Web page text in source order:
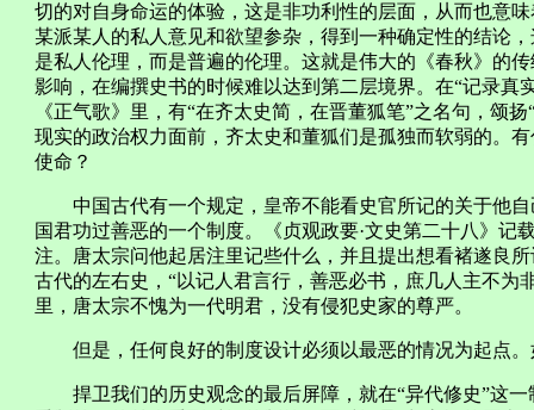
切的对自身命运的体验，这是非功利性的层面，从而也意
某派某人的私人意见和欲望参杂，得到一种确定性的结论
是私人伦理，而是普遍的伦理。这就是伟大的《春秋》
影响，在编撰史书的时候难以达到第二层境界。在“记录真
《正气歌》里，有“在齐太史简，在晋董狐笔”之名句，颂
现实的政治权力面前，齐太史和董狐们是孤独而软弱的。
使命？
中国古代有一个规定，皇帝不能看史官所记的关于他自
国君功过善恶的一个制度。《贞观政要·文史第二十八》记
注。唐太宗问他起居注里记些什么，并且提出想看褚遂良
古代的左右史，“以记人君言行，善恶必书，庶几人主不
里，唐太宗不愧为一代明君，没有侵犯史家的尊严。
但是，任何良好的制度设计必须以最恶的情况为起点。
捍卫我们的历史观念的最后屏障，就在“异代修史”这一